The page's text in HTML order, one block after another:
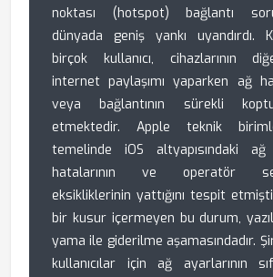
noktası (hotspot) bağlantı
dünyada geniş yankı uyandırdı.
birçok kullanıcı, cihazlarının
internet paylaşımı yaparken ağ
veya bağlantının sürekli
etmektedir. Apple teknik
temelinde iOS altyapısındaki ağ
hatalarının ve operatör
eksikliklerinin yattığını tespit
bir kusur içermeyen bu durum,
yama ile giderilme aşamasındadır.
kullanıcılar için ağ ayarlarının